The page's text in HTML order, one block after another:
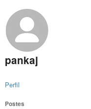
pankaj
Perfil
Postes